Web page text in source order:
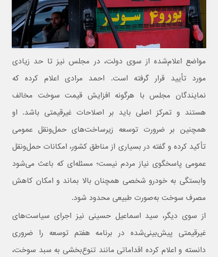
مواضع اعلام‌شده از سوی دولت، در مجلس نیز تا حد زیادی
مورد تأیید قرار گرفته است. احمد مرادی اعلام کرده که
نمایندگان مجلس با هرگونه افزایش قیمت سوخت مخالف
هستند و تمرکز اصلی باید بر اصلاحات غیرقیمتی باشد. او
همچنین بر ضرورت توسعه زیرساخت‌های حمل‌ونقل عمومی
تأکید کرده و گفته در بسیاری از مناطق کشور، امکانات حمل‌ونقل
عمومی پاسخگوی نیاز مردم نیست؛ مسئله‌ای که باعث می‌شود
وابستگی به خودرو شخصی همچنان بالا بماند و امکان کاهش
مصرف سوخت به‌صورت طبیعی محدود شود.
از سوی دیگر، سید اسماعیل حسینی نیز اجرای سیاست‌های
غیرقیمتی پیش‌بینی‌شده در برنامه هفتم توسعه را ضروری
دانسته و اعلام کرده اقداماتی مانند تنوع‌بخشی به سبد سوخت،